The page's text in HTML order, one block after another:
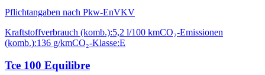
Pflichtangaben nach Pkw-EnVKV
Kraftstoffverbrauch (komb.):5,2 l/100 kmCO₂-Emissionen
(komb.):136 g/kmCO₂-Klasse:E
Tce 100 Equilibre